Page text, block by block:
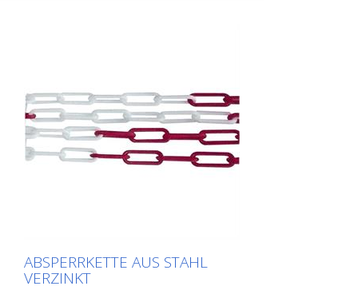
ABSPERRKETTE AUS STAHL
VERZINKT